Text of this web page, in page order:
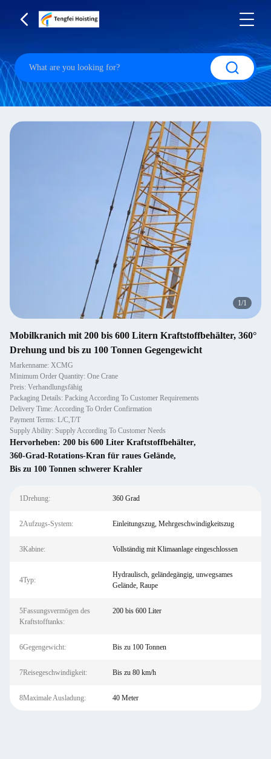
1/1
Mobilkranich mit 200 bis 600 Litern Kraftstoffbehälter, 360°
Drehung und bis zu 100 Tonnen Gegengewicht
Markenname: XCMG
Minimum Order Quantity: One Crane
Preis: Verhandlungsfähig
Packaging Details: Packing According To Customer Requirements
Delivery Time: According To Order Confirmation
Payment Terms: L/C,T/T
Supply Ability: Supply According To Customer Needs
Hervorheben: 200 bis 600 Liter Kraftstoffbehälter,
360-Grad-Rotations-Kran für raues Gelände,
Bis zu 100 Tonnen schwerer Krahler
1Drehung: 360 Grad
2Aufzugs-System: Einleitungszug, Mehrgeschwindigkeitszug
3Kabine: Vollständig mit Klimaanlage eingeschlossen
4Typ:
Hydraulisch, geländegängig, unwegsames
Gelände, Raupe
5Fassungsvermögen des
Kraftstofftanks:
200 bis 600 Liter
6Gegengewicht: Bis zu 100 Tonnen
7Reisegeschwindigkeit: Bis zu 80 km/h
8Maximale Ausladung: 40 Meter